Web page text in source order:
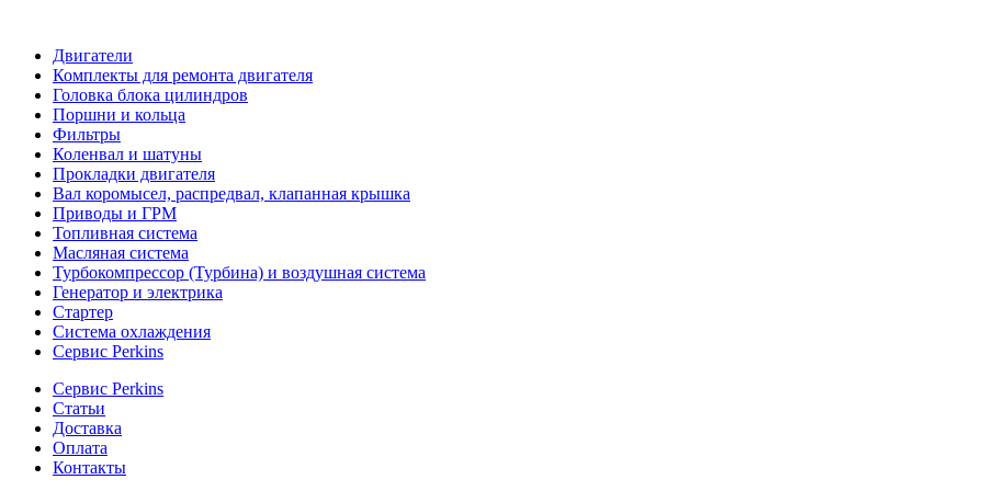
Двигатели
Комплекты для ремонта двигателя
Головка блока цилиндров
Поршни и кольца
Фильтры
Коленвал и шатуны
Прокладки двигателя
Вал коромысел, распредвал, клапанная крышка
Приводы и ГРМ
Топливная система
Масляная система
Турбокомпрессор (Турбина) и воздушная система
Генератор и электрика
Стартер
Система охлаждения
Сервис Perkins
Сервис Perkins
Статьи
Доставка
Оплата
Контакты